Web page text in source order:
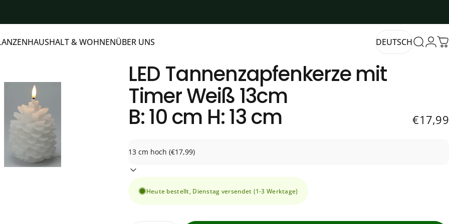
HAUSHALT & WOHNENÜBER UNS DEUTSCH SucheLogin
LED Tannenzapfenkerze mit
TimerWeiß13cm
B: 10 cm H: 13 cm €17,99
Heute bestellt, Dienstag versendet (1-3 Werktage)